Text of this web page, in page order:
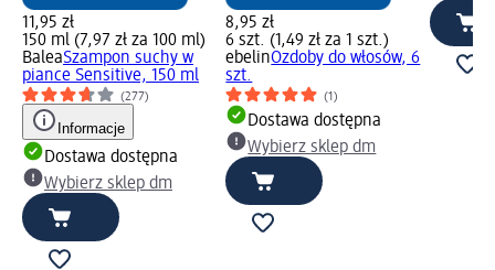
11,95 zł
150 ml (7,97 zł za 100 ml)
BaleaSzampon suchy w
piance Sensitive, 150 ml
(277)
Informacje
Dostawa dostępna
Wybierz sklep dm
8,95 zł
6 szt. (1,49 zł za 1 szt.)
ebelinOzdoby do włosów, 6
szt.
(1)
Dostawa dostępna
Wybierz sklep dm